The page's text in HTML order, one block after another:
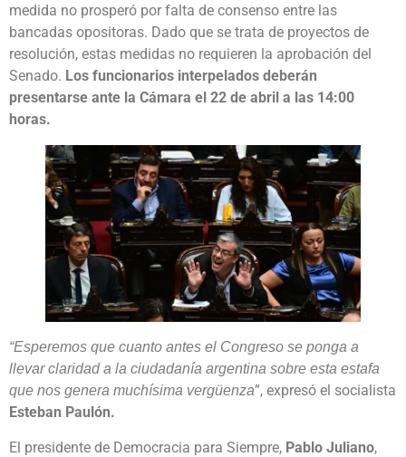
medida no prosperó por falta de consenso entre las
bancadas opositoras. Dado que se trata de proyectos de
resolución, estas medidas no requieren la aprobación del
Senado. Los funcionarios interpelados deberán
presentarse ante la Cámara el 22 de abril a las 14:00
horas.
“Esperemos que cuanto antes el Congreso se ponga a
llevar claridad a la ciudadanía argentina sobre esta estafa
que nos genera muchísima vergüenza”, expresó el socialista
Esteban Paulón.
El presidente de Democracia para Siempre, Pablo Juliano,